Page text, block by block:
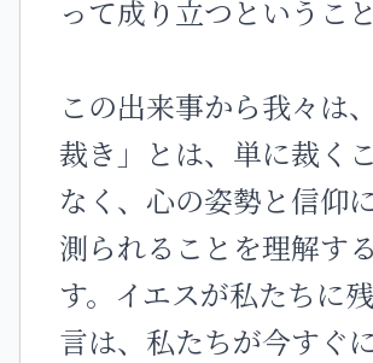
って成り立つということ
この出来事から我々は
裁き」とは、単に裁く
なく、心の姿勢と信仰
測られることを理解す
す。イエスが私たちに
言は、私たちが今すぐ